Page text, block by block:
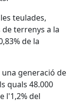
teulades,
terrenys a la
de la
generació de
quals 48.000
l'1,2% del